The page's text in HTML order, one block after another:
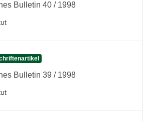
Bulletin 40 / 1998
Bulletin 39 / 1998